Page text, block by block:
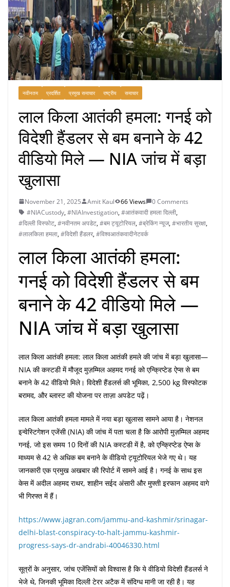
नवीनतम प्रदर्शित प्रमुख समाचार राष्ट्रीय समाचार
लाल किला आतंकी हमला: गनई को
विदेशी हैंडलर से बम बनाने के 42
वीडियो मिले — NIA जांच में बड़ा
खुलासा
November 21, 2025 Amit Kaul 66 Views
0 Comments
#NIACustody,#NIAInvestigation,#आतंकवादी हमला दिल्ली,
#दिल्ली विस्फोट,#नवीनतम अपडेट,#बम ट्यूटोरियल,#ब्रेकिंग न्यूज,#भारतीय सुरक्षा,
#लालकिला हमला,#विदेशी हैंडलर,#विश्वआतंकवादीनेटवर्क
लाल किला आतंकी हमला:
गनई को विदेशी हैंडलर से बम
बनाने के 42 वीडियो मिले —
NIA जांच में बड़ा खुलासा
लाल किला आतंकी हमला: लाल किला आतंकी हमले की जांच में बड़ा खुलासा—
NIA की कस्टडी में मौजूद मुज़म्मिल अहमद गनई को एन्क्रिप्टेड ऐप्स से बम
बनाने के 42 वीडियो मिले। विदेशी हैंडलर्स की भूमिका, 2,500 kg विस्फोटक
बरामद, और ब्लास्ट की योजना पर ताज़ा अपडेट पढ़ें।
लाल किला आतंकी हमला मामले में नया बड़ा खुलासा सामने आया है। नेशनल
इन्वेस्टिगेशन एजेंसी (NIA) की जांच में पता चला है कि आरोपी मुज़म्मिल अहमद
गनई, जो इस समय 10 दिनों की NIA कस्टडी में है, को एन्क्रिप्टेड ऐप्स के
माध्यम से 42 से अधिक बम बनाने के वीडियो ट्यूटोरियल भेजे गए थे। यह
जानकारी एक प्रमुख अखबार की रिपोर्ट में सामने आई है। गनई के साथ इस
केस में अदील अहमद राथर, शाहीन सईद अंसारी और मुफ्ती इरफान अहमद वागे
भी गिरफ्त में हैं।
https://www.jagran.com/jammu-and-kashmir/srinagar-
delhi-blast-conspiracy-to-halt-jammu-kashmir-
progress-says-dr-andrabi-40046330.html
सूत्रों के अनुसार, जांच एजेंसियों को विश्वास है कि ये वीडियो विदेशी हैंडलर्स ने
भेजे थे, जिनकी भूमिका दिल्ली टेरर अटैक में संदिग्ध मानी जा रही है। यह